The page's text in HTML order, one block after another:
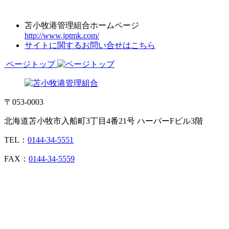
苫小牧港管理組合ホームページ
http://www.jptmk.com/
サイトに関するお問い合せはこちら
ページトップ
〒053-0003
北海道苫小牧市入船町3丁目4番21号 ハーバーFビル3階
TEL： 0144-34-5551
FAX： 0144-34-5559